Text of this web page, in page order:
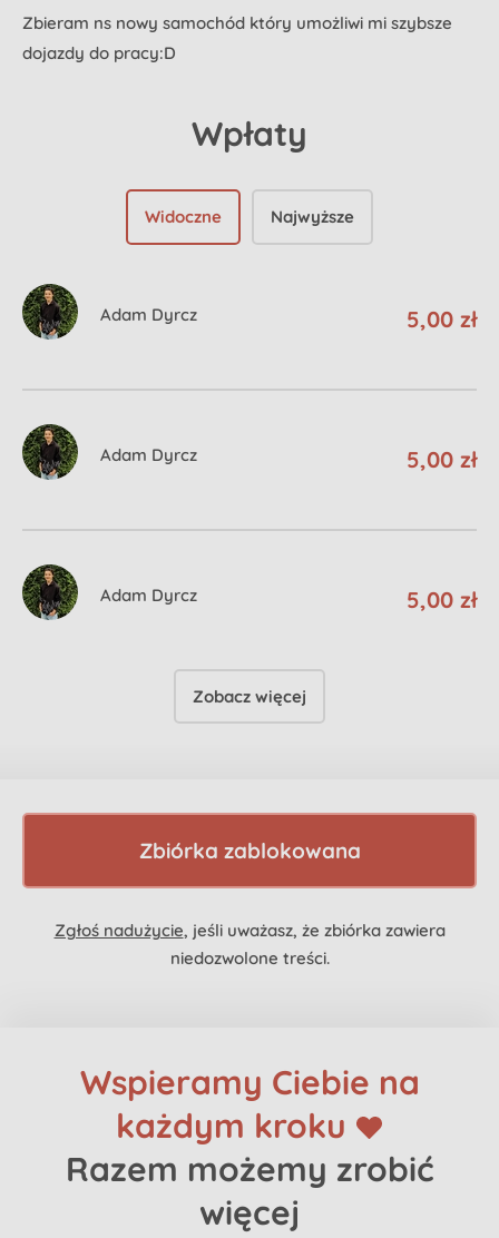
Zbieram ns nowy samochód który umożliwi mi szybsze
dojazdy do pracy:D
Wpłaty
Widoczne Najwyższe
Adam Dyrcz 5,00 zł
Adam Dyrcz 5,00 zł
Adam Dyrcz 5,00 zł
Zobacz więcej
Zbiórka zablokowana
Zgłoś nadużycie, jeśli uważasz, że zbiórka zawiera
niedozwolone treści.
Wspieramy Ciebie na
każdym kroku
Razem możemy zrobić
więcej